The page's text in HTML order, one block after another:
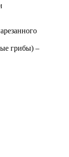
грибы) –